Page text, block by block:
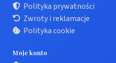
Polityka prywatności
Zwroty i reklamacje
Polityka cookie
Moje konto